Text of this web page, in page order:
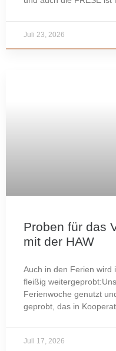
Juli 23, 2026
Proben für das
mit der HAW
Auch in den Ferien wird
fleißig
Ferienwoche genutzt
geprobt, das in
Juli 17, 2026